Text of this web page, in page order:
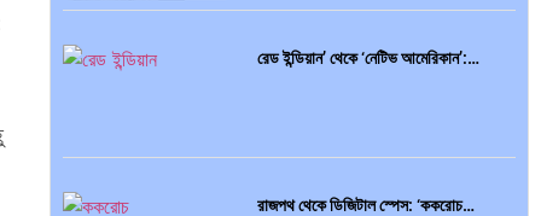
রেড ইন্ডিয়ান’ থেকে ‘নেটিভ আমেরিকান’:…
রাজপথ থেকে ডিজিটাল স্পেস: ‘ককরোচ…